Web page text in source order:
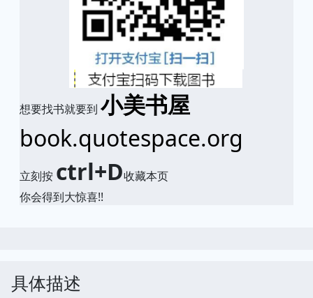
想要找书就要到 小美书屋
book.quotespace.org
立刻按 ctrl+D收藏本页
你会得到大惊喜!!
具体描述